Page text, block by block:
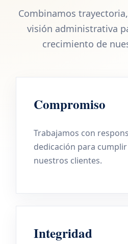
Combinamos
visión administrativa
crecimiento de
Compromiso
Trabajamos con
dedicación para
nuestros clientes.
Integridad